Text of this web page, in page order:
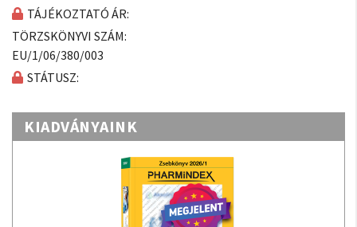
TÁJÉKOZTATÓ ÁR:
TÖRZSKÖNYVI SZÁM:
EU/1/06/380/003
STÁTUSZ:
KIADVÁNYAINK